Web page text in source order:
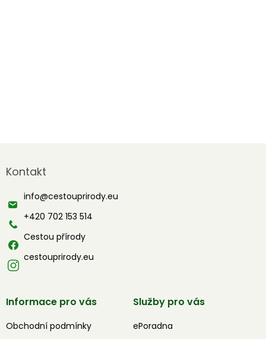
p
t
Kontakt
info@cestouprirody.eu
+420 702 153 514
Cestou přírody
cestouprirody.eu
Informace pro vás
Obchodní podmínky
Služby pro vás
ePoradna